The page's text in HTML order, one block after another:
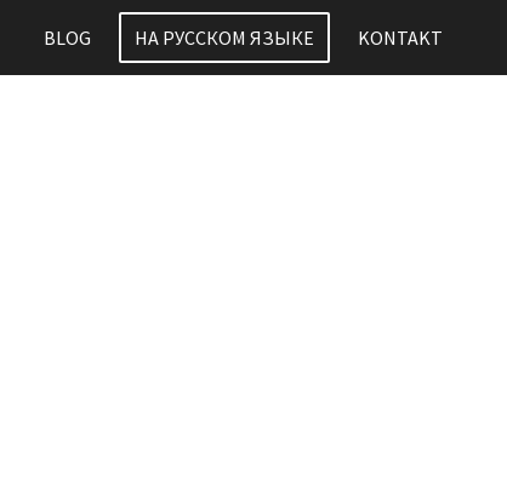
BLOG НА РУССКОМ ЯЗЫКЕ KONTAKT